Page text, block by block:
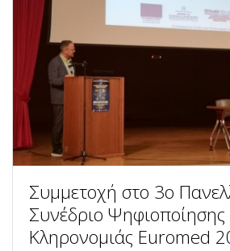
Συμμετοχή στο 3ο
Συνέδριο Ψηφιοποίησης
Κληρονομιάς Euromed